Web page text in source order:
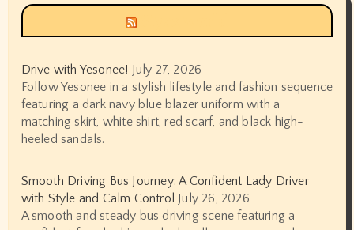
Drive with Yesonee! July 27, 2026
Follow Yesonee in a stylish lifestyle and fashion sequence
featuring a dark navy blue blazer uniform with a
matching skirt, white shirt, red scarf, and black high-
heeled sandals.
Smooth Driving Bus Journey: A Confident Lady Driver
with Style and Calm Control July 26, 2026
A smooth and steady bus driving scene featuring a